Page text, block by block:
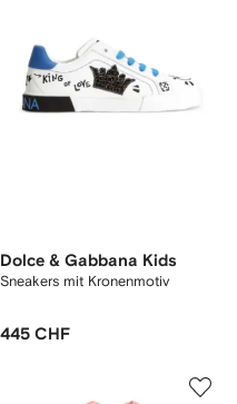
Dolce & Gabbana Kids
Sneakers mit Kronenmotiv
445 CHF